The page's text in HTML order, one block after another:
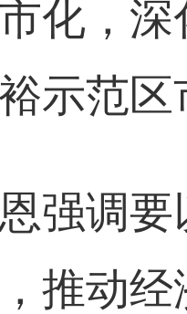
化，深
示范区
调要
推动